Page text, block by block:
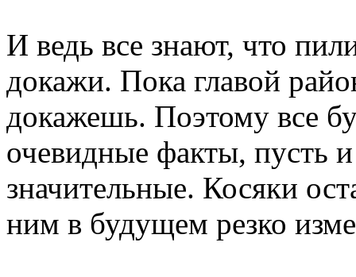
И ведь все знают, что
докажи. Пока главой
докажешь. Поэтому все
очевидные факты, пусть
значительные. Косяки
ним в будущем резко